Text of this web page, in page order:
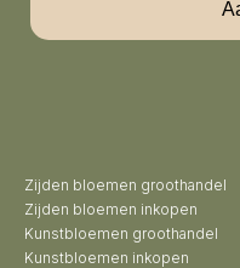
Zijden bloemen groothandel
Zijden bloemen inkopen
Kunstbloemen groothandel
Kunstbloemen inkopen